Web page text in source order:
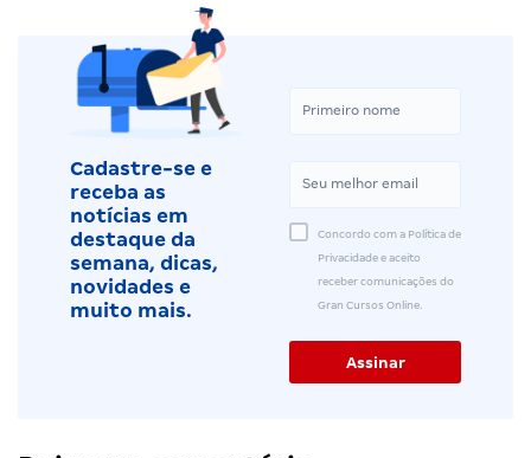
Cadastre-se e
receba as
notícias em
destaque da
semana, dicas,
novidades e
muito mais.
Concordo com a Política de
Privacidade e aceito
receber comunicações do
Gran Cursos Online.